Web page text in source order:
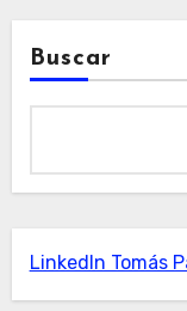
Buscar
LinkedIn Tomás